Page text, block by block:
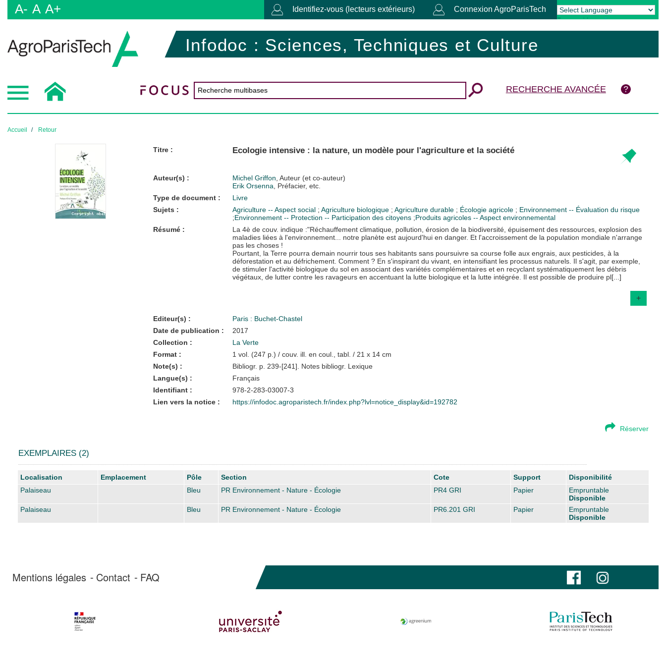
A- A A+ Identifiez-vous (lecteurs extérieurs) Connexion AgroParisTech
Powered by Translate
Infodoc : Sciences, Techniques et Culture
RECHERCHE AVANCÉE
Accueil Retour
Titre : Ecologie intensive : la nature, un modèle pour l'agriculture et la société
Auteur(s) : Michel Griffon , Auteur (et co-auteur)
Erik Orsenna , Préfacier, etc.
Type de document :
Livre
Sujets :
Agriculture -- Aspect social ; Agriculture biologique ; Agriculture durable ; Écologie agricole ; Environnement -- Évaluation du risque
;Environnement -- Protection -- Participation des citoyens ;Produits agricoles -- Aspect environnemental
Résumé :
La 4è de couv. indique :"Réchauffement climatique, pollution, érosion de la biodiversité, épuisement des ressources, explosion des
maladies liées à l'environnement... notre planète est aujourd'hui en danger. Et l'accroissement de la population mondiale n'arrange
pas les choses !
Pourtant, la Terre pourra demain nourrir tous ses habitants sans poursuivre sa course folle aux engrais, aux pesticides, à la
déforestation et au défrichement. Comment ? En s'inspirant du vivant, en intensifiant les processus naturels. Il s'agit, par exemple,
de stimuler l'activité biologique du sol en associant des variétés complémentaires et en recyclant systématiquement les débris
végétaux, de lutter contre les ravageurs en accentuant la lutte biologique et la lutte intégrée. Il est possible de produire pl[...]
+
Editeur(s) :
Paris : Buchet-Chastel
Date de publication :
2017
Collection :
La Verte
Format :
1 vol. (247 p.) / couv. ill. en coul., tabl. / 21 x 14 cm
Note(s) :
Bibliogr. p. 239-[241]. Notes bibliogr. Lexique
Langue(s) :
Français
Identifiant :
978-2-283-03007-3
Lien vers la notice :
https://infodoc.agroparistech.fr/index.php?lvl=notice_display&id=192782
Réserver
EXEMPLAIRES (2)
Liste des exemplaires
Localisation Emplacement Pôle Section Cote Support
Disponibilité
Palaiseau
Bleu PR Environnement - Nature - Écologie PR4 GRI Papier
Empruntable
Disponible
Palaiseau
Bleu PR Environnement - Nature - Écologie PR6.201 GRI Papier
Empruntable
Disponible
Mentions légales Contact FAQ